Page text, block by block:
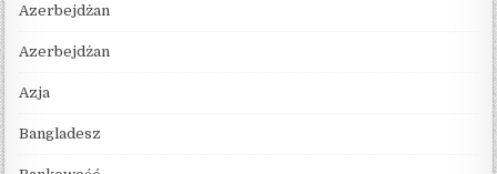
Azerbejdżan
Azerbejdżan
Azja
Bangladesz